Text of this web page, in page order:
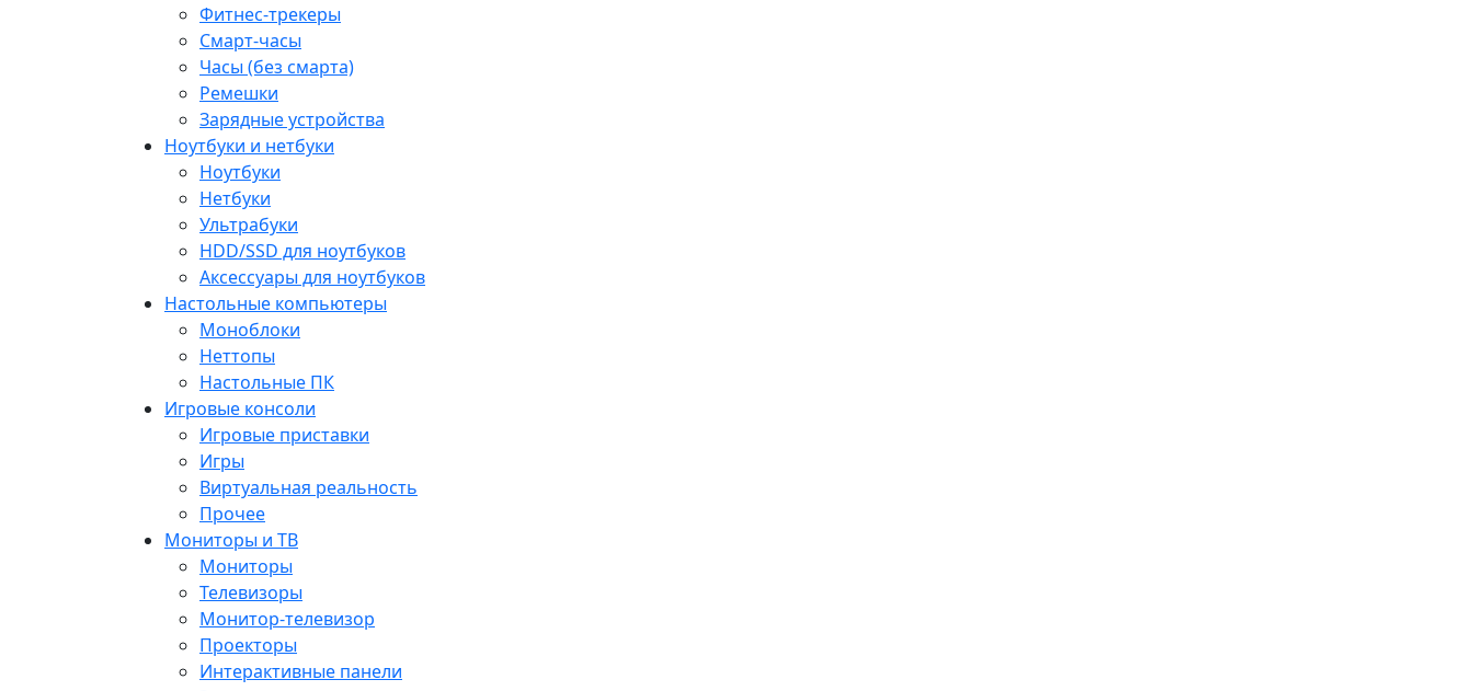
Фитнес-трекеры
Смарт-часы
Часы (без смарта)
Ремешки
Зарядные устройства
Ноутбуки и нетбуки
Ноутбуки
Нетбуки
Ультрабуки
HDD/SSD для ноутбуков
Аксессуары для ноутбуков
Настольные компьютеры
Моноблоки
Неттопы
Настольные ПК
Игровые консоли
Игровые приставки
Игры
Виртуальная реальность
Прочее
Мониторы и ТВ
Мониторы
Телевизоры
Монитор-телевизор
Проекторы
Интерактивные панели